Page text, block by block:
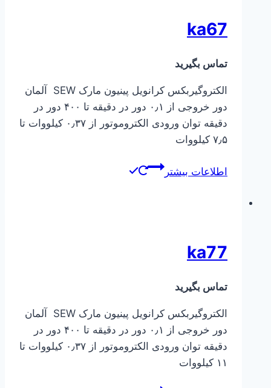
ka67
تماس بگیرید
الکتروگیربکس کرانویل پینیون مارک SEW آلمان
دور خروجی از ۰٫۱ دور در دقیقه تا ۴۰۰ دور در
دقیقه توان ورودی الکتروموتور از ۰٫۳۷ کیلووات تا
۷٫۵ کیلووات
اطلاعات بیشتر
ka77
تماس بگیرید
الکتروگیربکس کرانویل پینیون مارک SEW آلمان
دور خروجی از ۰٫۱ دور در دقیقه تا ۴۰۰ دور در
دقیقه توان ورودی الکتروموتور از ۰٫۳۷ کیلووات تا
۱۱ کیلووات